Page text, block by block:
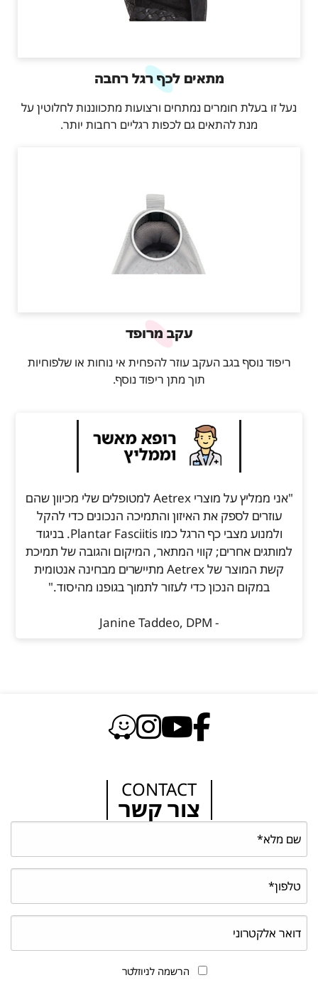
מתאים לכף רגל רחבה
נעל זו בעלת חומרים נמתחים ורצועות מתכווננות לחלוטין על
מנת להתאים גם לכפות רגליים רחבות יותר.
עקב מרופד
ריפוד נוסף בגב העקב עוזר להפחית אי נוחות או שלפוחיות
תוך מתן ריפוד נוסף.
"אני ממליץ על מוצרי Aetrex למטופלים שלי מכיוון שהם
עוזרים לספק את האיזון והתמיכה הנכונים כדי להקל
ולמנוע מצבי כף הרגל כמו Plantar Fasciitis. בניגוד
למותגים אחרים; קווי המתאר, המיקום והגובה של תמיכת
קשת המוצר של Aetrex מתיישרים מבחינה אנטומית
במקום הנכון כדי לעזור לתמוך בגופנו מהיסוד."
- Janine Taddeo, DPM
CONTACT
צור קשר
הרשמה לניוזלטר